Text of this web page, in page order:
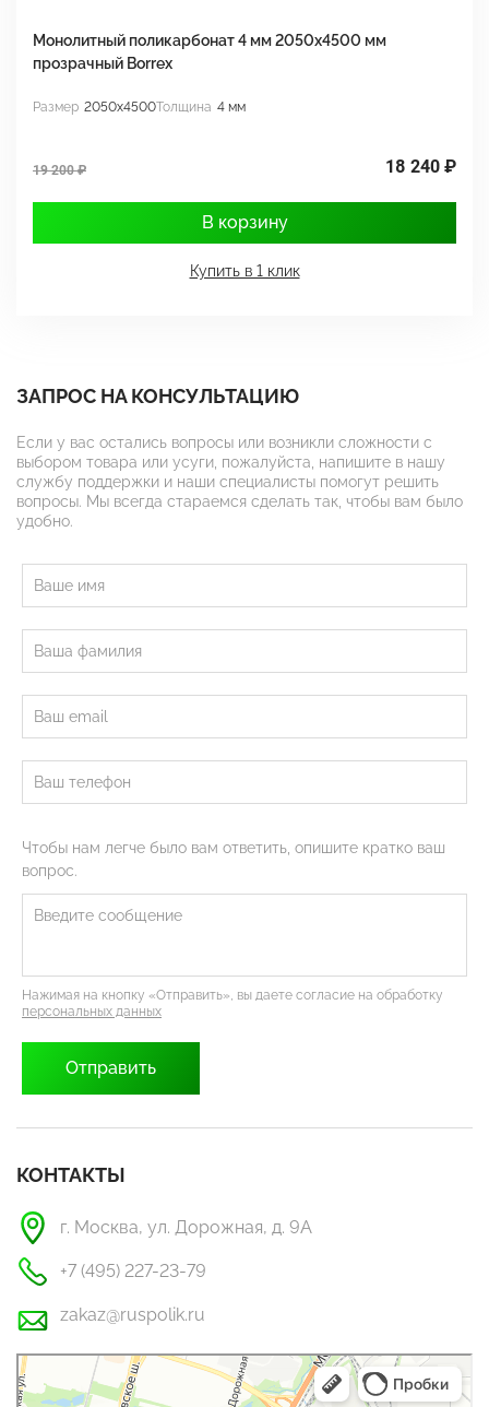
Монолитный поликарбонат 4 мм 2050х4500 мм
прозрачный Borrex
Размер 2050x4500Толщина 4 мм
19 200 ₽ 18 240 ₽
В корзину
Купить в 1 клик
ЗАПРОС НА КОНСУЛЬТАЦИЮ
Если у вас остались вопросы или возникли сложности с
выбором товара или усуги, пожалуйста, напишите в нашу
службу поддержки и наши специалисты помогут решить
вопросы. Мы всегда стараемся сделать так, чтобы вам было
удобно.
Чтобы нам легче было вам ответить, опишите кратко ваш
вопрос.
Нажимая на кнопку «Отправить», вы даете согласие на обработку
персональных данных
КОНТАКТЫ
г. Москва, ул. Дорожная, д. 9А
+7 (495) 227-23-79
zakaz@ruspolik.ru
РусПолик
Оргстекло, поликарбонат в Москве
Строительные и отделочные работы в Москве